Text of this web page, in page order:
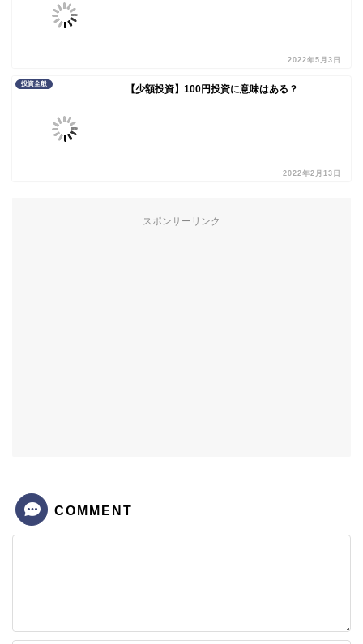
2022年5月3日
投資全般 【少額投資】100円投資に意味はある？
2022年2月13日
スポンサーリンク
COMMENT